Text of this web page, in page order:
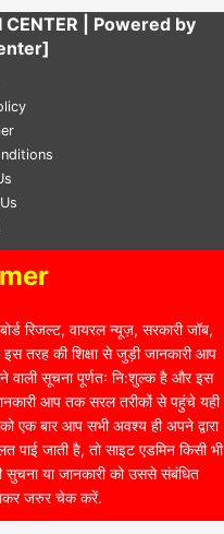
| Powered by
रिजल्ट, वायरल न्यूज़, सरकारी जॉब,
इस तरह की शिक्षा से जुड़ी जानकारी आप
वाली सूचना पूर्णतः नि:शुल्क है और इस
आप तक सरल तरीकों से पहुंचे यही
को एक बार आप सभी अवश्य ही अपने द्वारा
जाती है, तो साइट एडमिन किसी भी
सुचना या जानकारी को उससे संबंधित
जरुर चेक करें.